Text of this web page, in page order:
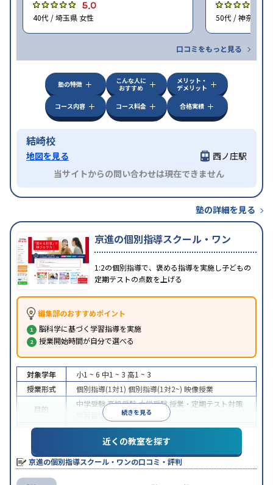
5.0
40代 / 埼玉県 女性 50代 / 神奈川県
口コミをもっと見る
塾の特徴
こんな人に
おすすめ
メリット・
デメリット
コース内容
コース料金 合格実績
結崎校
地図を見る
西ノ庄駅
当サイトからの問い合わせは現在できません
塾の詳細を見る
京進の個別指導スクール・ワン
1:2の個別指導で、褒める指導を実施し子どもの
定期テストの点数を上げる
編集部のおすすめポイント
脳科学に基づく学習指導を実施
授業開始時間が自分で選べる
続きを見る
対象学年 小1 ~ 6 中1 ~ 3 高1 ~ 3
授業形式
個別指導(1対1) 個別指導(1対2~) 映像授業
目的
中学受験高校受験大学受験 授業・定期テスト対策
学習習慣の定着
中高一貫校生に対応授業の振替可能学習にPC・タ
ブレットを利用季節講習のみの受講可
※2024年6月調査。大学受験塾・予備校のアンケート調査方法を参照
近くの教室を探す
京進の個別指導スクール・ワンの口コミ・評判